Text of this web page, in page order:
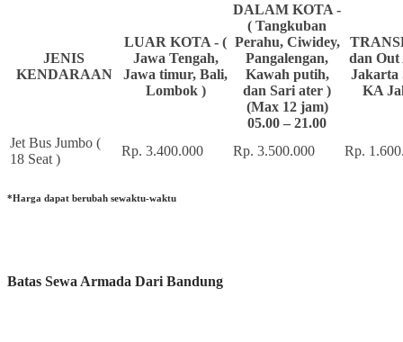
JENIS
KENDARAAN
LUAR KOTA - (
Jawa Tengah,
Jawa timur, Bali,
Lombok )
DALAM KOTA -
( Tangkuban
Perahu, Ciwidey,
Pangalengan,
Kawah putih,
dan Sari ater )
(Max 12 jam)
05.00 – 21.00
dan
Jakarta
KA
Jet Bus Jumbo (
18 Seat )
Rp. 3.400.000 Rp. 3.500.000 Rp.
*Harga dapat berubah sewaktu-waktu
Batas Sewa Armada Dari Bandung